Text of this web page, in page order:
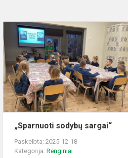
„Sparnuoti sodybų sargai“
Paskelbta: 2025-12-18
Kategorija:Renginiai